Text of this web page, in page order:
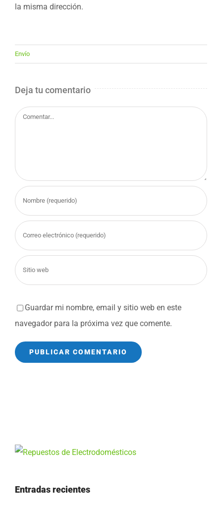
la misma dirección.
Envío
Deja tu comentario
Comentar
Guardar mi nombre, email y sitio web en este
navegador para la próxima vez que comente.
Entradas recientes